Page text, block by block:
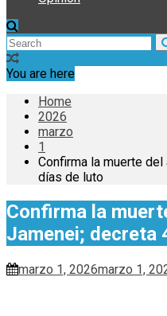
You are here
Home
2026
marzo
1
Confirma la muerte
días de luto
Confirma la
Jamenei; decreta
marzo 1, 2026marzo 1,